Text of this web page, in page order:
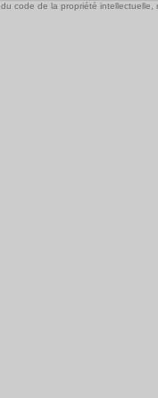
code de la propriété